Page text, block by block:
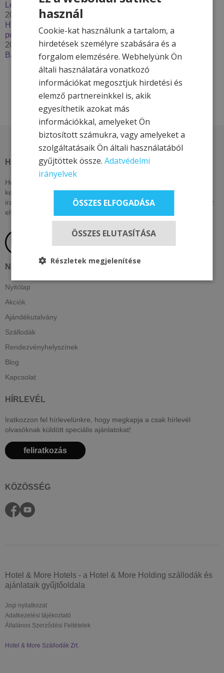
Lendava***
2025. december 2.
Húzzon korit, pattanjon szánkóra – Élje át a tél minden
percét a Hotel & More szállodákkal
2025. szeptember 29.
Bakancslistás túrázóhelyek Magyarországon
HOTEL & MORE HOTELS
Hotel & More szállodái ezen az oldalon csak itt elérhető, exkluzív
kedvezményeket kínálnak. Nézzen vissza akár naponta, vagy
iratkozzon fel hírlevelünkre, lájkolja közösségi oldalainkat, hogy az
elsők között értesüljön kizárólagos és egyedi ajánlatainkról!
NAVIGÁCIÓ
Nyitólap
Akciók
Ajándékutalvány
Szállodák
Rendezvényhelyszínek
Blog
Kapcsolat
HÍRLEVÉL
Iratkozzon fel hírlevelünkre, hogy megkapja a csak hírlevél
olvasóknak küldött speciális ajánlatokat!
feliratkozás
KÖZÖSSÉG
Hotel & More Hotels - a Hotel & More Holding szállodák és
ajánlataik gyűjtőoldala
Jogi nyilatkozat
Adatkezelési tájékoztató
Általános Szerződési Feltételek
Hotel & More Szállodák Zrt.
használ
Cookie-kat használunk a tartalom, a
hirdetések személyre szabására és a
forgalom elemzésére. Webhelyünk Ön
általi használatára vonatkozó
információkat megosztjuk hirdetési és
elemző partnereinkkel is, akik
egyesíthetik azokat más
információkkal, amelyeket Ön
biztosított számukra, vagy amelyeket a
szolgáltatásaik Ön általi használatából
gyűjtöttek össze.Adatvédelmi
irányelvek
ÖSSZES ELFOGADÁSA
ÖSSZES ELUTASÍTÁSA
Részletek megjelenítése